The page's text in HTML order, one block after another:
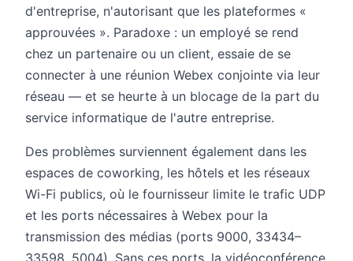
d'entreprise, n'autorisant que les plateformes «
approuvées ». Paradoxe : un employé se rend
chez un partenaire ou un client, essaie de se
connecter à une réunion Webex conjointe via leur
réseau — et se heurte à un blocage de la part du
service informatique de l'autre entreprise.
Des problèmes surviennent également dans les
espaces de coworking, les hôtels et les réseaux
Wi-Fi publics, où le fournisseur limite le trafic UDP
et les ports nécessaires à Webex pour la
transmission des médias (ports 9000, 33434–
33598, 5004). Sans ces ports, la vidéoconférence